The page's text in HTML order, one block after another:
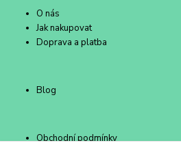
O nás
Jak nakupovat
Doprava a platba
Blog
Obchodní podmínky